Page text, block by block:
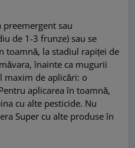
preemergent sau
de 1-3 frunze) sau se
toamnă, la stadiul rapiței de
înainte ca mugurii
maxim de aplicări: o
aplicarea în toamnă,
cu alte pesticide. Nu
Super cu alte produse în